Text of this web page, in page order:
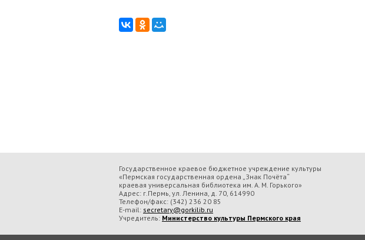
Государственное краевое бюджетное учреждение культуры
«Пермская государственная ордена „Знак Почёта“
краевая универсальная библиотека им. А. М. Горького»
Адрес: г.Пермь, ул. Ленина, д. 70, 614990
Телефон/факс: (342) 236 20 85
E-mail: secretary@gorkilib.ru
Учредитель: Министерство культуры Пермского края